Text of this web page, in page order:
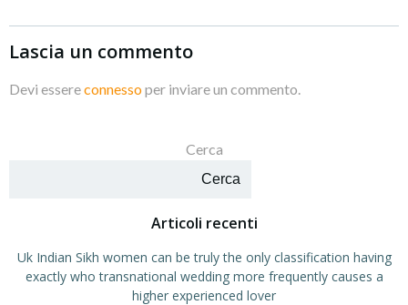
Lascia un commento
Devi essereconnessoper inviare un commento.
Cerca
Cerca
Articoli recenti
Uk Indian Sikh women can be truly the only classification having
exactly who transnational wedding more frequently causes a
higher experienced lover